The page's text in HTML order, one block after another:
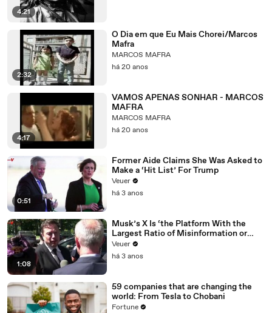
4:21
2:32
O Dia em que Eu Mais Chorei/Marcos
Mafra
MARCOS MAFRA
há 20 anos
4:17
VAMOS APENAS SONHAR - MARCOS
MAFRA
MARCOS MAFRA
há 20 anos
0:51
Former Aide Claims She Was Asked to
Make a ‘Hit List’ For Trump
Veuer
há 3 anos
1:08
Musk’s X Is ‘the Platform With the
Largest Ratio of Misinformation or
Disinformation’ Amongst All Social
Media Platforms
Veuer
há 3 anos
59 companies that are changing the
world: From Tesla to Chobani
Fortune